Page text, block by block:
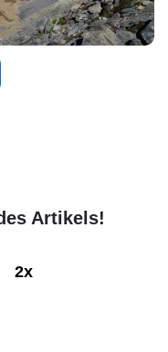
Artikels!
2x